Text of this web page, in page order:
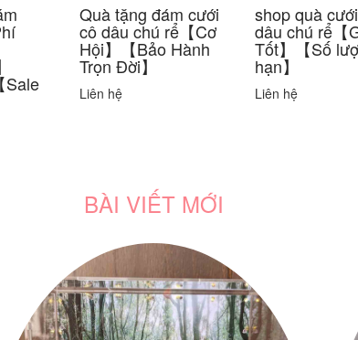
Sale
Quà tặng đám cưới
cô dâu chú rể【Cơ
Hội】【Bảo Hành
Trọn Đời】
Liên hệ
shop quà
dâu chú rể【
Tốt】【Số
hạn】
Liên hệ
BÀI VIẾT MỚI